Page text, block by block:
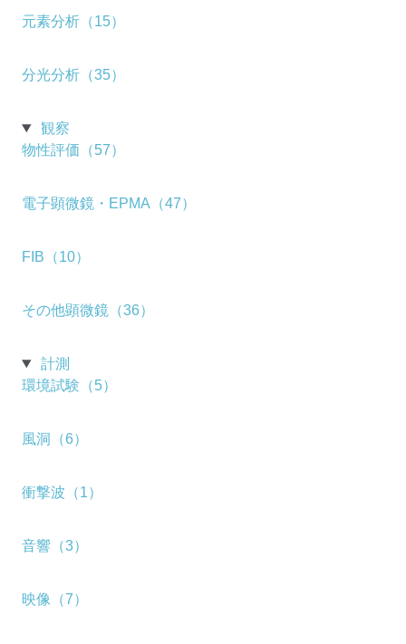
元素分析（15）
分光分析（35）
観察
物性評価（57）
電子顕微鏡・EPMA（47）
FIB（10）
その他顕微鏡（36）
計測
環境試験（5）
風洞（6）
衝撃波（1）
音響（3）
映像（7）